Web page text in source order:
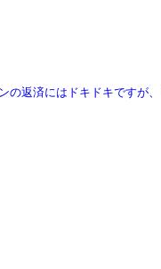
返済にはドキドキですが